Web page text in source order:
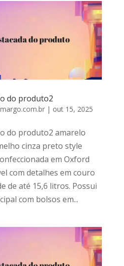
do produto2
| out 15, 2025
do produto2 amarelo
cinza preto style
em Oxford
com detalhes em couro
de até 15,6 litros. Possui
com bolsos em...